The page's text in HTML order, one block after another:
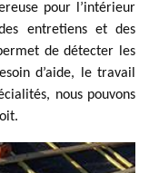
pour l’intérieur
entretiens et des
de détecter les
d’aide, le travail
nous pouvons